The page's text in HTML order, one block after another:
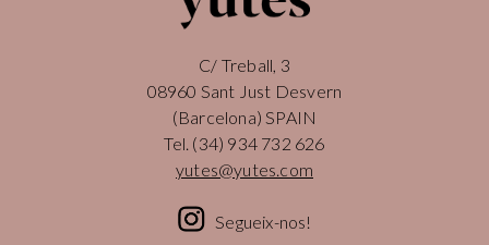
C/ Treball, 3
08960 Sant Just Desvern
(Barcelona) SPAIN
Tel. (34) 934 732 626
yutes@yutes.com
Segueix-nos!